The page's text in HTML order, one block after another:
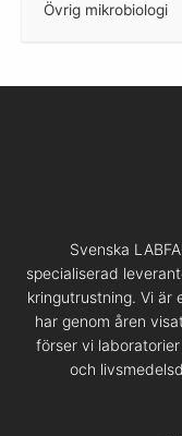
Övrig mikrobiologi
–
Svenska
specialiserad
kringutrustning. Vi är
har genom åren
förser vi
och